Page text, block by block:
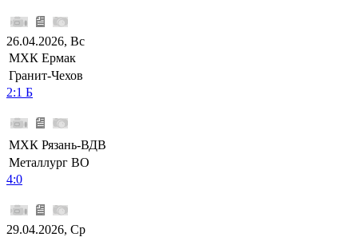
26.04.2026, Вс
МХК Ермак
Гранит-Чехов
2:1 Б
МХК Рязань-ВДВ
Металлург ВО
4:0
29.04.2026, Ср